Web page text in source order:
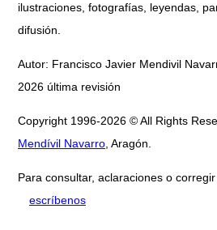
ilustraciones, fotografías, leyendas,
difusión.
Autor: Francisco Javier Mendivil
2026 última revisión
Copyright 1996-2026 © All Rights
Mendívil Navarro, Aragón.
Para consultar, aclaraciones o
escríbenos